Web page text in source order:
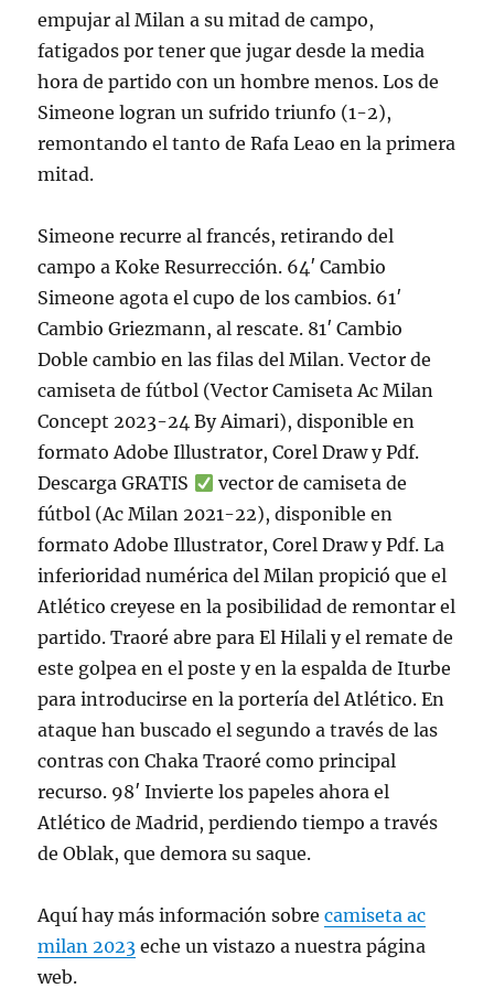
empujar al Milan a su mitad de campo,
fatigados por tener que jugar desde la media
hora de partido con un hombre menos. Los de
Simeone logran un sufrido triunfo (1-2),
remontando el tanto de Rafa Leao en la primera
mitad.
Simeone recurre al francés, retirando del
campo a Koke Resurrección. 64′ Cambio
Simeone agota el cupo de los cambios. 61′
Cambio Griezmann, al rescate. 81′ Cambio
Doble cambio en las filas del Milan. Vector de
camiseta de fútbol (Vector Camiseta Ac Milan
Concept 2023-24 By Aimari), disponible en
formato Adobe Illustrator, Corel Draw y Pdf.
Descarga GRATIS
vector de camiseta de
fútbol (Ac Milan 2021-22), disponible en
formato Adobe Illustrator, Corel Draw y Pdf. La
inferioridad numérica del Milan propició que el
Atlético creyese en la posibilidad de remontar el
partido. Traoré abre para El Hilali y el remate de
este golpea en el poste y en la espalda de Iturbe
para introducirse en la portería del Atlético. En
ataque han buscado el segundo a través de las
contras con Chaka Traoré como principal
recurso. 98′ Invierte los papeles ahora el
Atlético de Madrid, perdiendo tiempo a través
de Oblak, que demora su saque.
Aquí hay más información sobrecamiseta ac
milan 2023 eche un vistazo a nuestra página
web.